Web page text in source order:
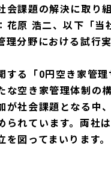
課題の解決に取り
花原 浩二、以下「
理分野における試行
する「0円空き家管
空き家管理体制の
が社会課題となる中
られています。両社
図ってまいります。